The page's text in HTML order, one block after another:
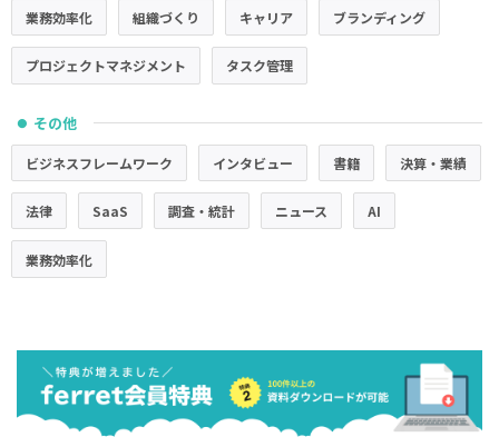
業務効率化 組織づくり キャリア ブランディング
プロジェクトマネジメント タスク管理
● その他
ビジネスフレームワーク インタビュー 書籍 決算・業績
法律 SaaS 調査・統計 ニュース AI
業務効率化